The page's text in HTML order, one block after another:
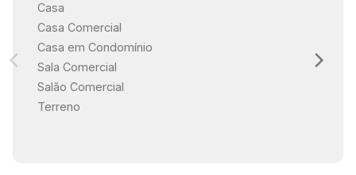
Casa
Casa Comercial
Casa em Condomínio
Sala Comercial
Salão Comercial
Terreno